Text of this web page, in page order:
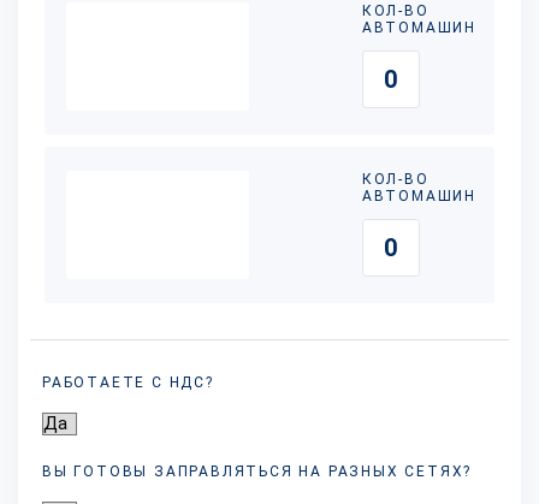
КОЛ-ВО
АВТОМАШИН
КОЛ-ВО
АВТОМАШИН
РАБОТАЕТЕ С НДС?
ВЫ ГОТОВЫ ЗАПРАВЛЯТЬСЯ НА РАЗНЫХСЕТЯХ?